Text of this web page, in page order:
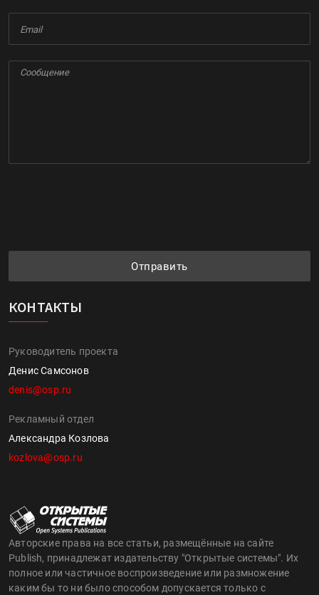
Отправить
КОНТАКТЫ
Руководитель проекта
Денис Самсонов
denis@osp.ru
Рекламный отдел
Александра Козлова
kozlova@osp.ru
Авторские права на все статьи, размещённые на сайте
Publish, принадлежат издательству "Открытые системы". Их
полное или частичное воспроизведение или размножение
каким бы то ни было способом допускается только с